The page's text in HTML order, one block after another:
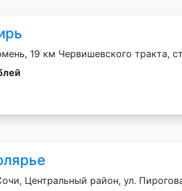
19 км Червишевского тракта,
Центральный район, ул.